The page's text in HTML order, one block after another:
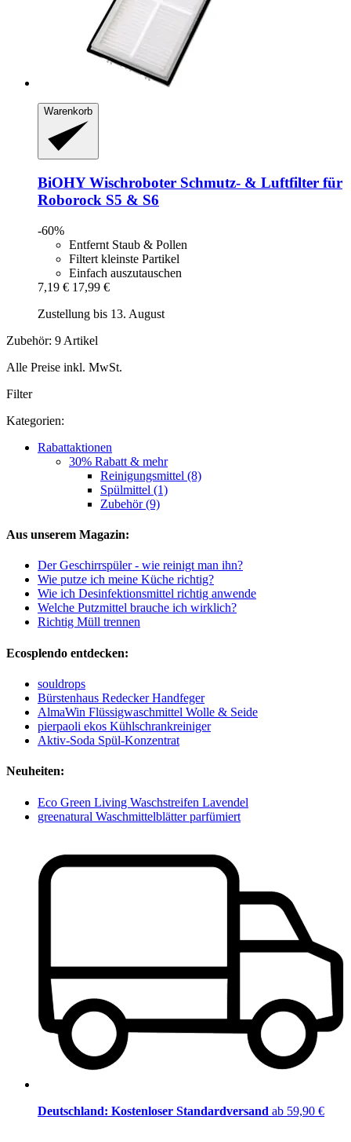
Warenkorb
BiOHYWischroboter Schmutz-​ & Luftfilter für
Roborock S5 & S6
-60%
Entfernt Staub & Pollen
Filtert kleinste Partikel
Einfach auszutauschen
7,19 € 17,99 €
Zustellung bis 13. August
Zubehör: 9 Artikel
Alle Preise inkl. MwSt.
Filter
Kategorien:
Rabattaktionen
30% Rabatt & mehr
Reinigungsmittel (8)
Spülmittel (1)
Zubehör (9)
Aus unserem Magazin:
Der Geschirrspüler - wie reinigt man ihn?
Wie putze ich meine Küche richtig?
Wie ich Desinfektionsmittel richtig anwende
Welche Putzmittel brauche ich wirklich?
Richtig Müll trennen
Ecosplendo entdecken:
souldrops
Bürstenhaus Redecker Handfeger
AlmaWin Flüssigwaschmittel Wolle & Seide
pierpaoli ekos Kühlschrankreiniger
Aktiv-Soda Spül-Konzentrat
Neuheiten:
Eco Green Living Waschstreifen Lavendel
greenatural Waschmittelblätter parfümiert
Deutschland: Kostenloser Standardversand ab 59,90 €